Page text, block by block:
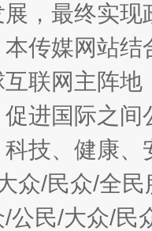
，最终实
传媒网站
联网主阵
进国际之
技、健康
众/民众/全
公民/大众/民